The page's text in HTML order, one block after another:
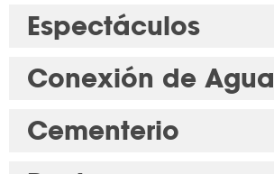
Espectáculos
Conexión de Agua
Cementerio